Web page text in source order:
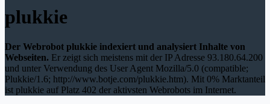
plukkie
Der Webrobot plukkie indexiert und analysiert Inhalte von
Webseiten. Er zeigt sich meistens mit der IP Adresse 93.180.64.200
und unter Verwendung des User Agent Mozilla/5.0 (compatible;
Plukkie/1.6; http://www.botje.com/plukkie.htm). Mit 0% Marktanteil
ist plukkie auf Platz 402 der aktivsten Webrobots im Internet.